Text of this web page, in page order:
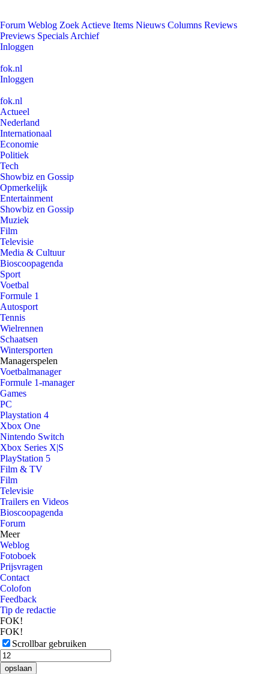
Forum Weblog Zoek Actieve Items Nieuws Columns Reviews
Previews Specials Archief
Inloggen
fok.nl
Inloggen
fok.nl
Actueel
Nederland
Internationaal
Economie
Politiek
Tech
Showbiz en Gossip
Opmerkelijk
Entertainment
Showbiz en Gossip
Muziek
Film
Televisie
Media & Cultuur
Bioscoopagenda
Sport
Voetbal
Formule 1
Autosport
Tennis
Wielrennen
Schaatsen
Wintersporten
Managerspelen
Voetbalmanager
Formule 1-manager
Games
PC
Playstation 4
Xbox One
Nintendo Switch
Xbox Series X|S
PlayStation 5
Film & TV
Film
Televisie
Trailers en Videos
Bioscoopagenda
Forum
Meer
Weblog
Fotoboek
Prijsvragen
Contact
Colofon
Feedback
Tip de redactie
FOK!
FOK!
Scrollbar gebruiken
opslaan